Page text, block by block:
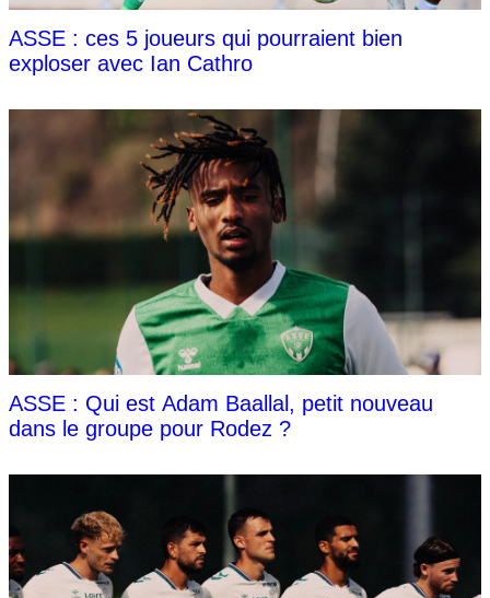
ASSE : ces 5 joueurs qui pourraient bien
exploser avec Ian Cathro
ASSE : Qui est Adam Baallal, petit nouveau
dans le groupe pour Rodez ?